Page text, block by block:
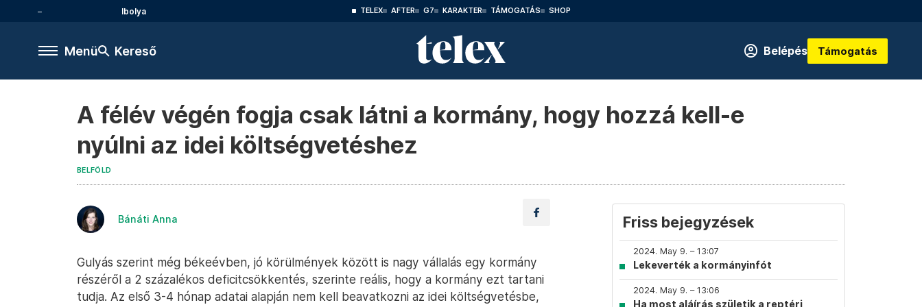
Ibolya TELEX AFTER G7 KARAKTER TÁMOGATÁS SHOP
Menü Kereső Belépés Támogatás
A félév végén fogja csak látni a kormány, hogy hozzá kell-e
nyúlni az idei költségvetéshez
BELFÖLD
Bánáti Anna
Gulyás szerint még békeévben, jó körülmények között is nagy vállalás egy kormány
részéről a 2 százalékos deficitcsökkentés, szerinte reális, hogy a kormány ezt tartani
tudja. Az első 3-4 hónap adatai alapján nem kell beavatkozni az idei költségvetésbe,
Friss bejegyzések
2024. May 9. – 13:07
Lekeverték a kormányinfót
2024. May 9. – 13:06
Ha most aláírás születik a reptéri